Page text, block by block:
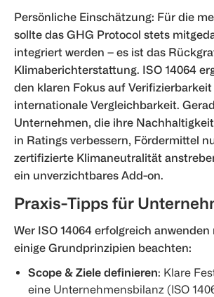
Persönliche Einschätzung: Für die
sollte das GHG Protocol stets
integriert werden – es ist das
Klimaberichterstattung. ISO 14064
den klaren Fokus auf
internationale Vergleichbarkeit.
Unternehmen, die ihre
in Ratings verbessern, Fördermittel
zertifizierte Klimaneutralität
ein unverzichtbares Add-on.
Praxis-Tipps für
Wer ISO 14064 erfolgreich
einige Grundprinzipien beachten:
Scope & Ziele definieren: Klare
eine Unternehmensbilanz (ISO